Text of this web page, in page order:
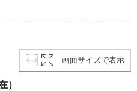
画面サイズで表示
）